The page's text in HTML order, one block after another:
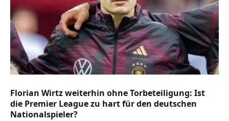
Florian Wirtz weiterhin ohne Torbeteiligung: Ist
die Premier League zu hart für den deutschen
Nationalspieler?